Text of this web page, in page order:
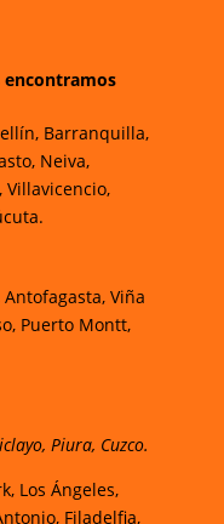
encontramos
Barranquilla,
Neiva,
Villavicencio,
Viña
Puerto Montt,
, Piura, Cuzco.
Los Ángeles,
Filadelfia,